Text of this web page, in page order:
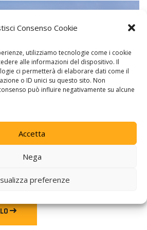
Consenso Cookie
utilizziamo tecnologie come i cookie
alle informazioni del dispositivo. Il
ci permetterà di elaborare dati come il
o ID unici su questo sito. Non
può influire negativamente su alcune
Accetta
Nega
preferenze
e leggero pensato per i